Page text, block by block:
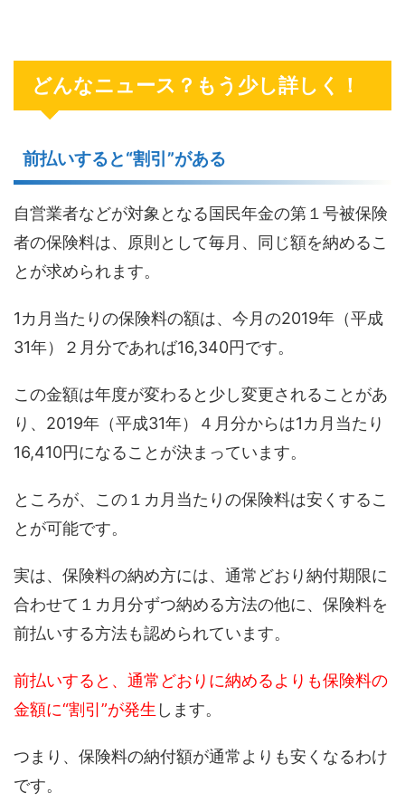
どんなニュース？もう少し詳しく！
前払いすると“割引”がある
自営業者などが対象となる国民年金の第１号被保険
者の保険料は、原則として毎月、同じ額を納めるこ
とが求められます。
1カ月当たりの保険料の額は、今月の2019年（平成
31年）２月分であれば16,340円です。
この金額は年度が変わると少し変更されることがあ
り、2019年（平成31年）４月分からは1カ月当たり
16,410円になることが決まっています。
ところが、この１カ月当たりの保険料は安くするこ
とが可能です。
実は、保険料の納め方には、通常どおり納付期限に
合わせて１カ月分ずつ納める方法の他に、保険料を
前払いする方法も認められています。
前払いすると、通常どおりに納めるよりも保険料の
金額に“割引”が発生 します。
つまり、保険料の納付額が通常よりも安くなるわけ
です。